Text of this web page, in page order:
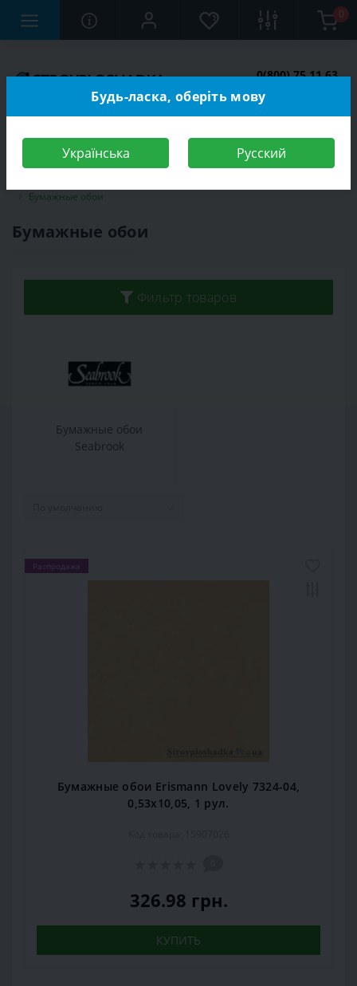
0
0(800) 75 11 63
Бумажные обои
Бумажные обои
Фильтр товаров
Бумажные обои
Seabrook
Распродажа
Бумажные обои Erismann Lovely 7324-04,
0,53x10,05, 1 рул.
326.98 грн.
КУПИТЬ
Будь-ласка, оберіть мову
Українська Русский